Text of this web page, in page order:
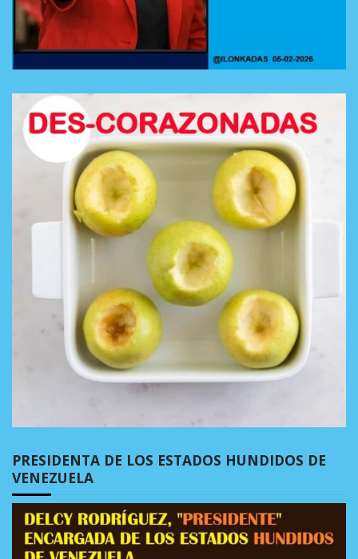
PRESIDENTA DE LOS ESTADOS HUNDIDOS DE
VENEZUELA